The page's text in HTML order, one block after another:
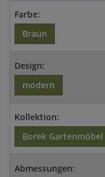
Farbe:
Braun
Design:
modern
Kollektion:
Borek Gartenmöbel
Abmessungen: